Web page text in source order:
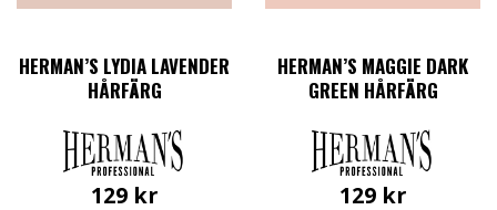
HERMAN’S LYDIA LAVENDER
HÅRFÄRG
129 kr
HERMAN’S MAGGIE DARK
GREEN HÅRFÄRG
129 kr